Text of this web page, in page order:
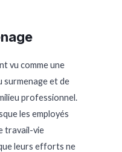
vu comme une
et de
professionnel.
les employés
travail-vie
leurs efforts ne